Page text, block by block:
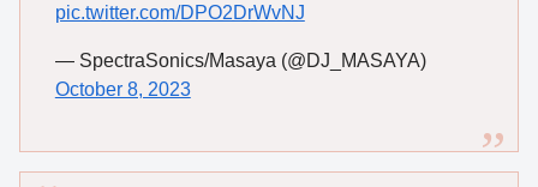
pic.twitter.com/DPO2DrWvNJ
— SpectraSonics/Masaya (@DJ_MASAYA)
October 8, 2023